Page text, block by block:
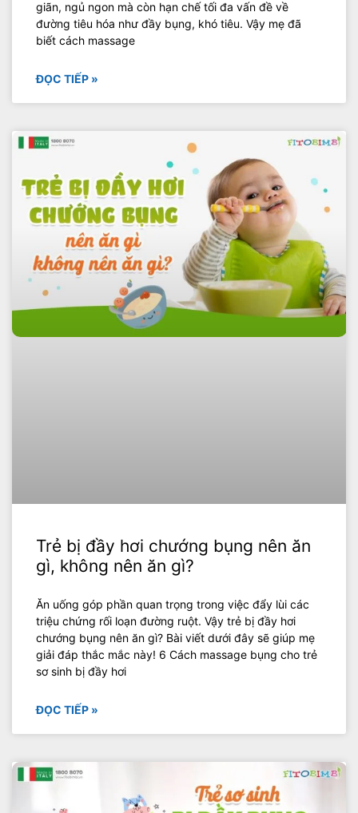
giãn, ngủ ngon mà còn hạn chế tối đa vấn đề về
đường tiêu hóa như đầy bụng, khó tiêu. Vậy mẹ đã
biết cách massage
ĐỌC TIẾP »
Trẻ bị đầy hơi chướng bụng nên ăn
gì, không nên ăn gì?
Ăn uống góp phần quan trọng trong việc đẩy lùi các
triệu chứng rối loạn đường ruột. Vậy trẻ bị đầy hơi
chướng bụng nên ăn gì? Bài viết dưới đây sẽ giúp mẹ
giải đáp thắc mắc này! 6 Cách massage bụng cho trẻ
sơ sinh bị đầy hơi
ĐỌC TIẾP »